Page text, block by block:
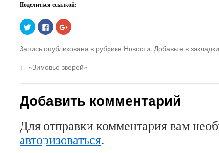
Поделиться ссылкой:
Нажмите,
чтобы
поделиться
Twitter
(Открывается
новом
окне)
Нажмите
здесь,
чтобы
контентом
на
(Открывается
в
окне)
Нажмите,
чтобы
Google+
(Открывается
новом
окне)
Запись опубликована в рубрике Новости. Добавьте в
← «Зимовье зверей»
Добавить комментарий
Для отправки комментария вам
авторизоваться.